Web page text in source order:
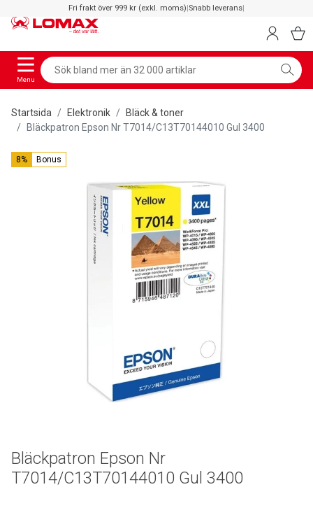
Fri frakt över 999 kr (exkl. moms)|Snabb leverans|
Menu
Startsida Elektronik
Bläck & toner
Bläckpatron Epson Nr T7014/C13T70144010 Gul 3400
8% Bonus
Bläckpatron Epson Nr
T7014/C13T70144010 Gul 3400